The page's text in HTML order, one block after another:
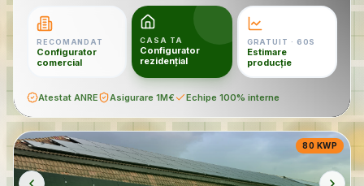
RECOMANDAT
Configurator
comercial
CASA TA
Configurator
rezidențial
GRATUIT · 60S
Estimare
producție
Atestat ANRE Asigurare 1M€ Echipe 100% interne